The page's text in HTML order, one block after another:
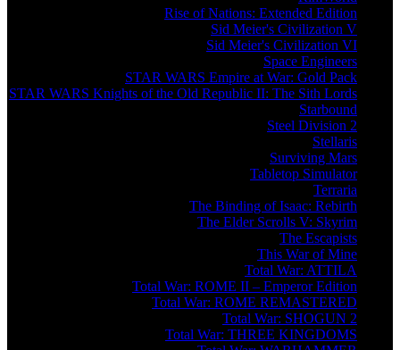
Rise of Nations: Extended Edition
Sid Meier's Civilization V
Sid Meier's Civilization VI
Space Engineers
STAR WARS Empire at War: Gold Pack
STAR WARS Knights of the Old Republic II: The Sith Lords
Starbound
Steel Division 2
Stellaris
Surviving Mars
Tabletop Simulator
Terraria
The Binding of Isaac: Rebirth
The Elder Scrolls V: Skyrim
The Escapists
This War of Mine
Total War: ATTILA
Total War: ROME II – Emperor Edition
Total War: ROME REMASTERED
Total War: SHOGUN 2
Total War: THREE KINGDOMS